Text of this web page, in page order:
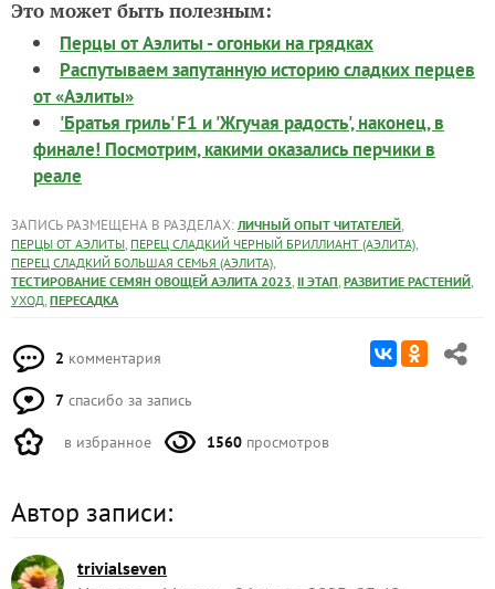
Это может быть полезным:
Перцы от Аэлиты - огоньки на грядках
Распутываем запутанную историю сладких перцев
от «Аэлиты»
'Братья гриль' F1 и 'Жгучая радость', наконец, в
финале! Посмотрим, какими оказались перчики в
реале
ЗАПИСЬ РАЗМЕЩЕНА В РАЗДЕЛАХ: ЛИЧНЫЙ ОПЫТ ЧИТАТЕЛЕЙ,
ПЕРЦЫ ОТ АЭЛИТЫ, ПЕРЕЦ СЛАДКИЙ ЧЕРНЫЙ БРИЛЛИАНТ (АЭЛИТА),
ПЕРЕЦ СЛАДКИЙ БОЛЬШАЯ СЕМЬЯ (АЭЛИТА),
ТЕСТИРОВАНИЕ СЕМЯН ОВОЩЕЙ АЭЛИТА 2023, II ЭТАП, РАЗВИТИЕ РАСТЕНИЙ,
УХОД, ПЕРЕСАДКА
2 комментария
7 спасибо за запись
в избранное 1560 просмотров
Автор записи:
trivialseven